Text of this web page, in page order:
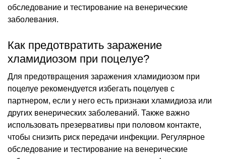
обследование и тестирование на венерические
заболевания.
Как предотвратить заражение
хламидиозом при поцелуе?
Для предотвращения заражения хламидиозом при
поцелуе рекомендуется избегать поцелуев с
партнером, если у него есть признаки хламидиоза или
других венерических заболеваний. Также важно
использовать презервативы при половом контакте,
чтобы снизить риск передачи инфекции. Регулярное
обследование и тестирование на венерические